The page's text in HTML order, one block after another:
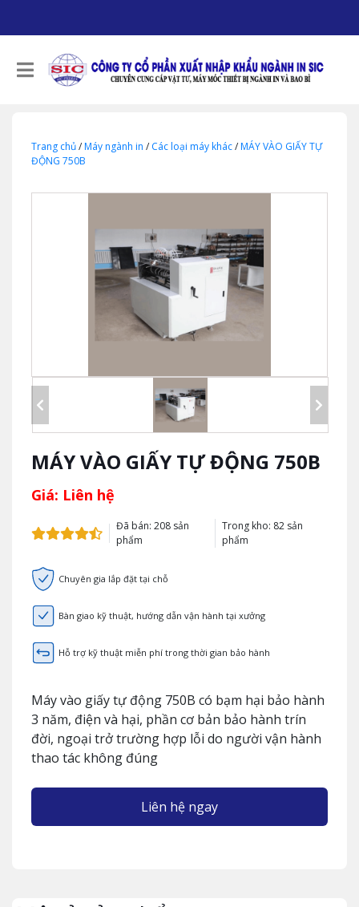
Trang chủ/Máy ngành in / Các loại máy khác/MÁY VÀO GIẤY TỰ
ĐỘNG 750B
MÁY VÀO GIẤY TỰ ĐỘNG 750B
Giá: Liên hệ
Đã bán: 208 sản
phẩm
Trong kho: 82 sản
phẩm
Chuyên gia lắp đặt tại chỗ
Bàn giao kỹ thuật, hướng dẫn vận hành tại xưởng
Hỗ trợ kỹ thuật miễn phí trong thời gian bảo hành
Máy vào giấy tự động 750B có bạm hại bảo hành
3 năm, điện và hại, phần cơ bản bảo hành trín
đời, ngoại trở trường hợp lỗi do người vận hành
thao tác không đúng
Liên hệ ngay